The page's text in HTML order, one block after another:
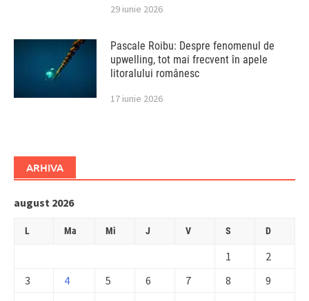
29 iunie 2026
Pascale Roibu: Despre fenomenul de
upwelling, tot mai frecvent în apele
litoralului românesc
17 iunie 2026
ARHIVA
august 2026
L Ma Mi J V S D
1
2
3
4 5 6 7 8
9